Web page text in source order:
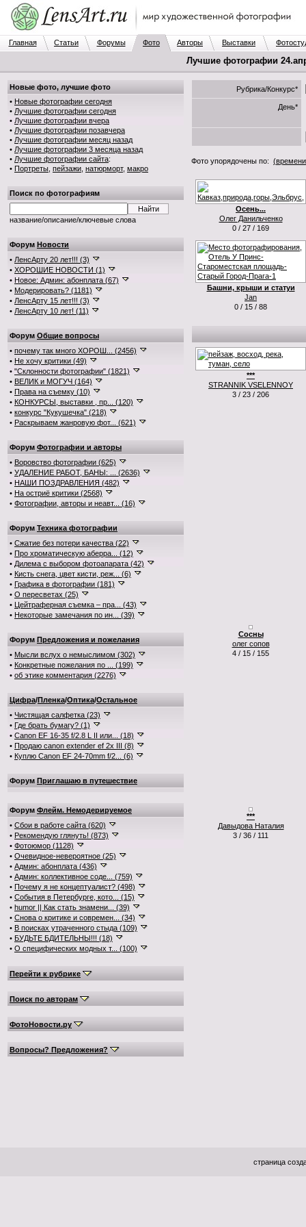
Главная Статьи Форумы Фото Авторы Выставки
Лучшие фотографии
Новые фото, лучшие фото
• Новые фотографии сегодня
• Лучшие фотографии сегодня
• Лучшие фотографии вчера
• Лучшие фотографии позавчера
• Лучшие фотографии месяц назад
• Лучшие фотографии 3 месяца назад
• Лучшие фотографии сайта:
• Портреты пейзажи натюрморт, макро
Поиск по фотографиям
название/описание/ключевые слова
Форум Новости
• ЛенсАрту 20 лет!!! (3)
• ХОРОШИЕ НОВОСТИ (1)
• Новое: Админ: абонплата (67)
• Модерировать? (1181)
• ЛенсАрту 15 лет!!! (3)
• ЛенсАрту 10 лет! (11)
Форум Общие вопросы
• почему так много ХОРОШ... (2456)
• Не хочу критики (49)
• "Склонности фотографии" (1821)
• ВЕЛИК и МОГУЧ (164)
• Права на съемку (10)
• КОНКУРСЫ, выставки , пр... (120)
• конкурс "Кукушечка" (218)
• Раскрываем жанровую фот... (621)
Форум Фотографии и авторы
• Воровство фотографии (625)
• УДАЛЕНИЕ РАБОТ, БАНЫ: ... (2636)
• НАШИ ПОЗДРАВЛЕНИЯ (482)
• На остриё критики (2568)
• Фотографии, авторы и неавт... (16)
Форум Техника фотографии
• Сжатие без потери качества (22)
• Про хроматическую аберра... (12)
• Дилема с выбором фотоапарата (42)
• Кисть снега, цвет кисти, реж... (6)
• Графика в фотографии (181)
• О пересветах (25)
• Цейтраферная съемка – пра... (43)
• Некоторые замечания по ин... (39)
Форум Предложения и пожелания
• Мысли вслух о немыслимом (302)
• Конкретные пожелания по ... (199)
• об этике комментария (2276)
Цифра/Пленка/Оптика/Остальное
• Чистящая салфетка (23)
• Где брать бумагу? (1)
• Canon EF 16-35 f/2.8 L II или... (18)
• Продаю canon extender ef 2x III (8)
• Куплю Canon EF 24-70mm f/2... (6)
Форум Приглашаю в путешествие
Форум Флейм. Немодерируемое
• Сбои в работе сайта (620)
• Рекомендую глянуть! (873)
• Фотоюмор (1128)
• Очевидное-невероятное (25)
• Админ: абонплата (436)
• Админ: коллективное соде... (759)
• Почему я не концептуалист? (498)
• События в Петербурге, кото... (15)
• humor || Как стать знамени... (39)
• Снова о критике и современ... (34)
• В поисках утраченного стыда (109)
• БУДЬТЕ БДИТЕЛЬНЫ!!! (18)
• О специфических модных т... (100)
Перейти к рубрике
Поиск по авторам
ФотоНовости.ру
Вопросы? Предложения?
Рубрика/Конкурс*
День*
Фото упорядочены по: (времени
Осень...
Олег Данильченко
0 / 27 / 169
Башни, крыши и статуи
Jan
0 / 15 / 88
***
STRANNIK VSELENNOY
3 / 23 / 206
Сосны
олег сопов
4 / 15 / 155
***
Давыдова Наталия
3 / 36 / 111
страница